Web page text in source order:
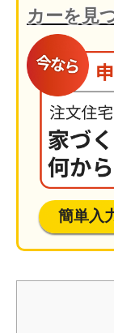
カーを見
簡単入